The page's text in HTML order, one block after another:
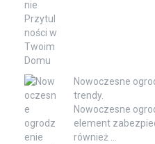
Nowoczesne
trendy.
Nowoczesne
element
również …